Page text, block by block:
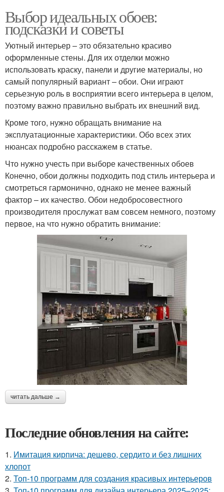
Выбор идеальных обоев:
подсказки и советы
Уютный интерьер – это обязательно красиво
оформленные стены. Для их отделки можно
использовать краску, панели и другие материалы, но
самый популярный вариант – обои. Они играют
серьезную роль в восприятии всего интерьера в целом,
поэтому важно правильно выбрать их внешний вид.
Кроме того, нужно обращать внимание на
эксплуатационные характеристики. Обо всех этих
нюансах подробно расскажем в статье.
Что нужно учесть при выборе качественных обоев
Конечно, обои должны подходить под стиль интерьера и
смотреться гармонично, однако не менее важный
фактор – их качество. Обои недобросовестного
производителя прослужат вам совсем немного, поэтому
первое, на что нужно обратить внимание:
читать дальше →
Последние обновления на сайте:
1. Имитация кирпича: дешево, сердито и без лишних
хлопот
2. Топ-10 программ для создания красивых интерьеров